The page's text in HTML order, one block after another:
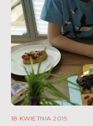
18 KWIETNIA 2019